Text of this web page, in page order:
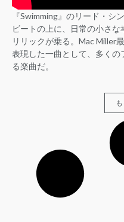
『Swimming』のリード・シ
ビートの上に、日常の小さ
リリックが乗る。Mac Miller
表現した一曲として、多く
る楽曲だ。